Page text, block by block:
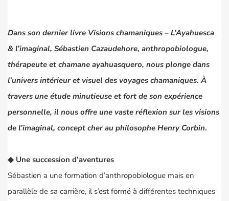
Dans son dernier livre Visions chamaniques – L’Ayahuesca
& l’imaginal, Sébastien Cazaudehore, anthropobiologue,
thérapeute et chamane ayahuasquero, nous plonge dans
l’univers intérieur et visuel des voyages chamaniques. À
travers une étude minutieuse et fort de son expérience
personnelle, il nous offre une vaste réflexion sur les visions
de l’imaginal, concept cher au philosophe Henry Corbin.
◆ Une succession d’aventures
Sébastien a une formation d’anthropobiologue mais en
parallèle de sa carrière, il s’est formé à différentes techniques